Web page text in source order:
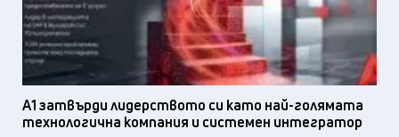
А1 затвърди лидерството си като най-голямата
технологична компания и системен интегратор